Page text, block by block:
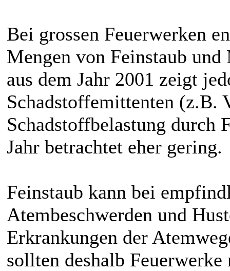
Bei grossen Feuerwerken
Mengen von Feinstaub
aus dem Jahr 2001 zeigt
Schadstoffemittenten (z.B.
Schadstoffbelastung durch
Jahr betrachtet eher gering.
Feinstaub kann bei
Atembeschwerden und
Erkrankungen der
sollten deshalb Feuerwerke